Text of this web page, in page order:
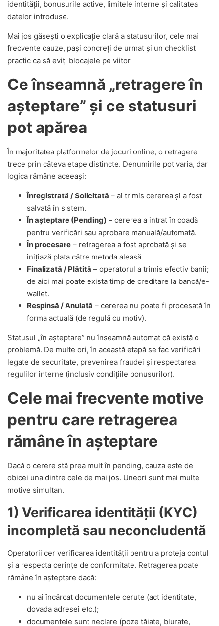
identității, bonusurile active, limitele interne și calitatea
datelor introduse.
Mai jos găsești o explicație clară a statusurilor, cele mai
frecvente cauze, pași concreți de urmat și un checklist
practic ca să eviți blocajele pe viitor.
Ce înseamnă „retragere în
așteptare” și ce statusuri
pot apărea
În majoritatea platformelor de jocuri online, o retragere
trece prin câteva etape distincte. Denumirile pot varia, dar
logica rămâne aceeași:
Înregistrată / Solicitată – ai trimis cererea și a fost
salvată în sistem.
În așteptare (Pending) – cererea a intrat în coadă
pentru verificări sau aprobare manuală/automată.
În procesare – retragerea a fost aprobată și se
inițiază plata către metoda aleasă.
Finalizată / Plătită – operatorul a trimis efectiv banii;
de aici mai poate exista timp de creditare la bancă/e-
wallet.
Respinsă / Anulată – cererea nu poate fi procesată în
forma actuală (de regulă cu motiv).
Statusul „în așteptare” nu înseamnă automat că există o
problemă. De multe ori, în această etapă se fac verificări
legate de securitate, prevenirea fraudei și respectarea
regulilor interne (inclusiv condițiile bonusurilor).
Cele mai frecvente motive
pentru care retragerea
rămâne în așteptare
Dacă o cerere stă prea mult în pending, cauza este de
obicei una dintre cele de mai jos. Uneori sunt mai multe
motive simultan.
1) Verificarea identității (KYC)
incompletă sau neconcludentă
Operatorii cer verificarea identității pentru a proteja contul
și a respecta cerințe de conformitate. Retragerea poate
rămâne în așteptare dacă:
nu ai încărcat documentele cerute (act identitate,
dovada adresei etc.);
documentele sunt neclare (poze tăiate, blurate,